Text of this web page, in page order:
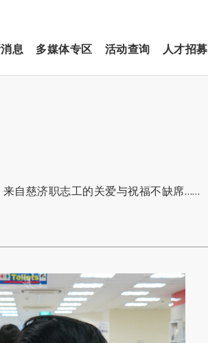
息 多媒体专区 活动查询 人才招募
自慈济职志工的关爱与祝福不缺席……